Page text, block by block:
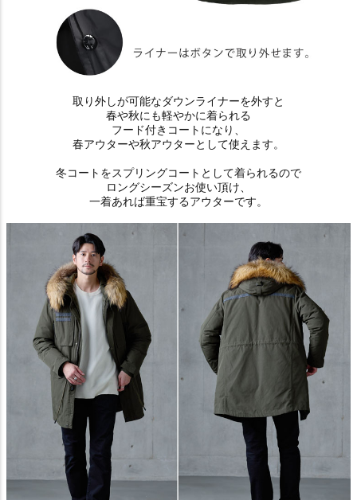
取り外しが可能なダウンライナーを外すと
春や秋にも軽やかに着られる
フード付きコートになり、
春アウターや秋アウターとして使えます。
冬コートをスプリングコートとして着られるので
ロングシーズンお使い頂け、
一着あれば重宝するアウターです。